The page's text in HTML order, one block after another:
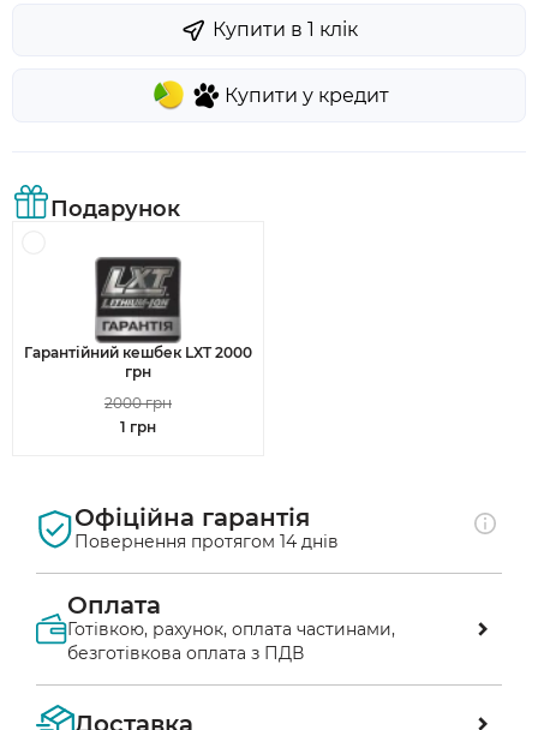
Подарунок
Гарантійний кешбек LXT 2000
грн
2000 грн
1 грн
Купити у кредит
Купити в 1 клiк
Офіційна гарантія
Повернення протягом 14 днів
Оплата
Готівкою, рахунок, оплата частинами,
безготівкова оплата з ПДВ
пошти»
Доставка